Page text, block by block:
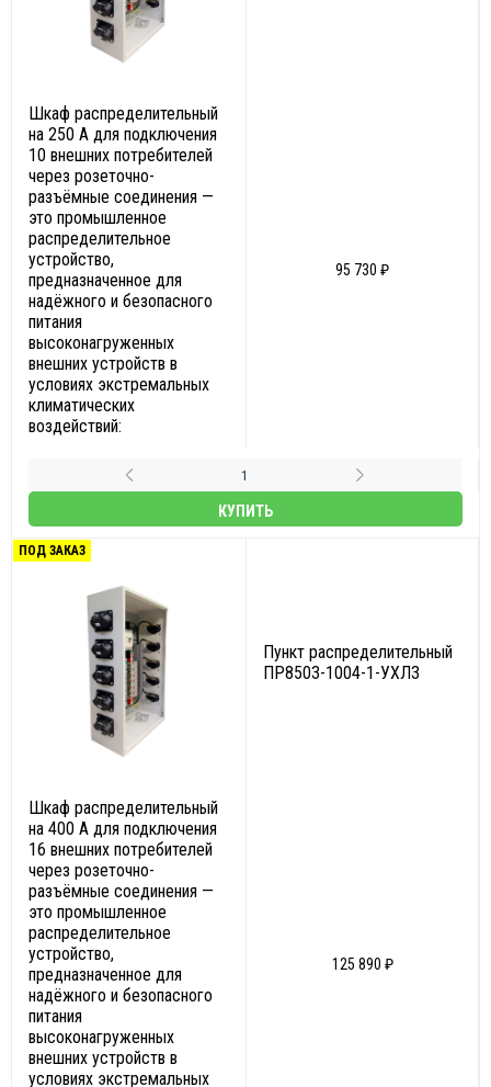
Шкаф распределительный
на 250 А для подключения
10 внешних потребителей
через розеточно-
разъёмные соединения —
это промышленное
распределительное
устройство,
предназначенное для
надёжного и безопасного
питания
высоконагруженных
внешних устройств в
условиях экстремальных
климатических
воздействий:
95 730 ₽
КУПИТЬ
ПОД ЗАКАЗ
Пункт распределительный
ПР8503-1004-1-УХЛ3
Шкаф распределительный
на 400 А для подключения
16 внешних потребителей
через розеточно-
разъёмные соединения —
это промышленное
распределительное
устройство,
предназначенное для
надёжного и безопасного
питания
высоконагруженных
внешних устройств в
условиях экстремальных
125 890 ₽